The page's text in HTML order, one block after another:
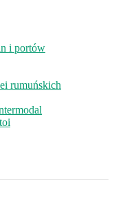
i portów
rumuńskich